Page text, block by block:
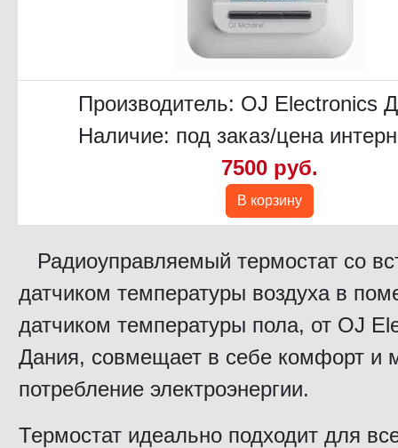
Производитель: OJ Electronics
Наличие: под заказ/цена
7500 руб.
В корзину
Радиоуправляемый термостат со
датчиком температуры воздуха в
датчиком температуры пола, от OJ
Дания, совмещает в себе комфорт и
потребление электроэнергии.
Термостат идеально подходит для